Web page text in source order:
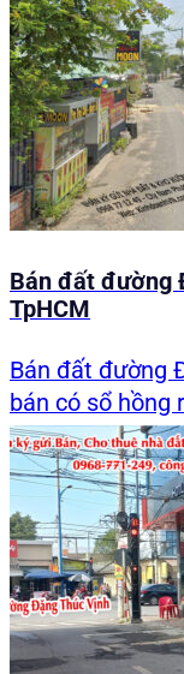
Bán đất đường
TpHCM
Bán đất đường
bán có sổ hồng